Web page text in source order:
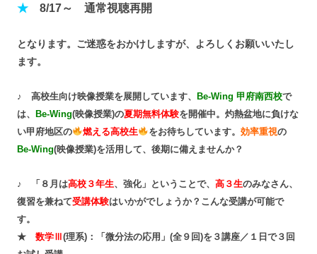
★ 8/17～ 通常視聴再開
となります。ご迷惑をおかけしますが、よろしくお願いいたし
ます。
♪ 高校生向け映像授業を展開しています、 Be-Wing 甲府南西校で
は、
Be-Wing(映像授業)の夏期無料体験を開催中。灼熱盆地に負けな
い甲府地区の
燃える高校生 をお待ちしています。効率重視の
Be-Wing(映像授業)を活用して、後期に備えませんか？
♪ 「８月は高校３年生、強化」ということで、 高３生のみなさん、
復習を兼ねて受講体験はいかがでしょうか？こんな受講が可能で
す。
★ 数学Ⅲ(理系)：「微分法の応用」(全９回)を３講座／１日で３回